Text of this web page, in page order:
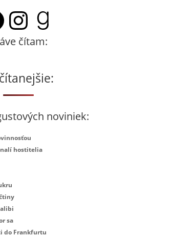
Instagram
Goodreads
čítam:
noviniek:
hostitelia
sa
do Frankfurtu